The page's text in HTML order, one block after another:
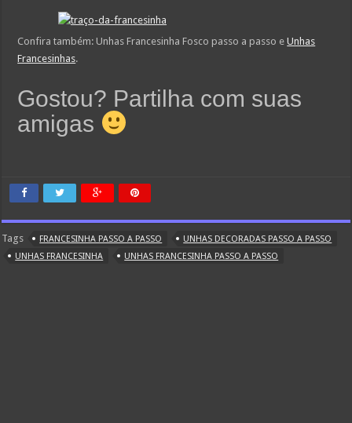
Confira também: Unhas Francesinha Fosco passo a passo eUnhas
Francesinhas.
Gostou? Partilha com suas
amigas
Tags FRANCESINHA PASSO A PASSO
UNHAS DECORADAS PASSO A PASSO
UNHAS FRANCESINHA
UNHAS FRANCESINHA PASSO A PASSO